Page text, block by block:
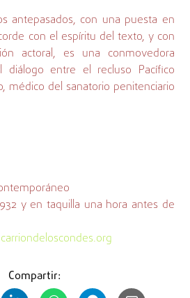
antepasados, con una puesta en
con el espíritu del texto, y con
actoral, es una conmovedora
entre el recluso Pacífico
médico del sanatorio penitenciario
y en taquilla una hora antes de
carriondeloscondes.org
Compartir: